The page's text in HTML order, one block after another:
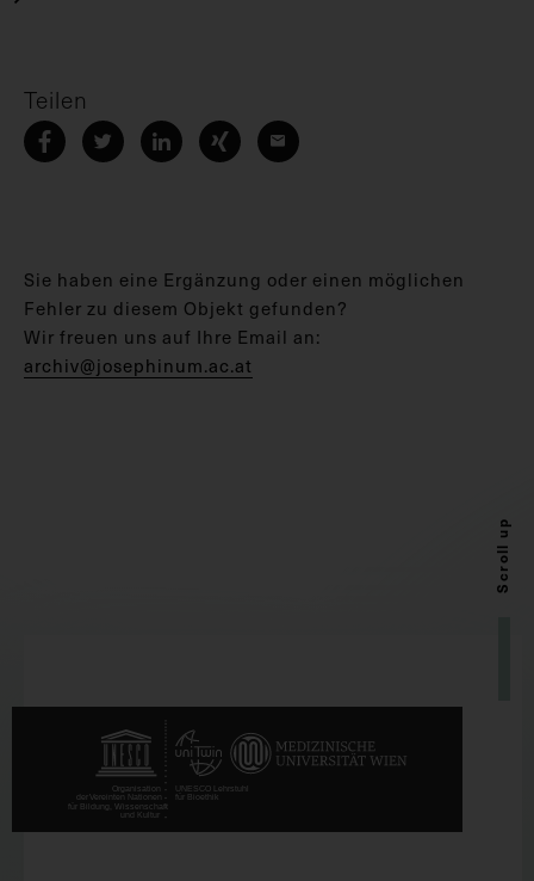
Teilen
Sie haben eine Ergänzung oder einen möglichen
Fehler zu diesem Objekt gefunden?
Wir freuen uns auf Ihre Email an:
archiv@josephinum.ac.at
Scroll up